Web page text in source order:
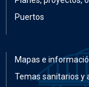
Información vial,
Síguenos en
Redes
Sociales